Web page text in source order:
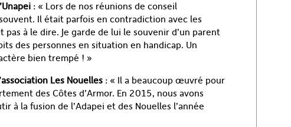
: « Lors de nos réunions de conseil
Il était parfois en contradiction avec les
pas à le dire. Je garde de lui le souvenir d’un parent
des personnes en situation en handicap. Un
bien trempé ! »
Les Nouelles : « Il a beaucoup œuvré pour
des Côtes d’Armor. En 2015, nous avons
à la fusion de l’Adapei et des Nouelles l’année